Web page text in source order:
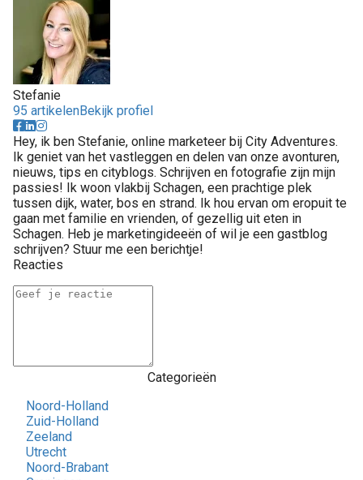
Stefanie
95 artikelenBekijk profiel
Hey, ik ben Stefanie, online marketeer bij City Adventures.
Ik geniet van het vastleggen en delen van onze avonturen,
nieuws, tips en cityblogs. Schrijven en fotografie zijn mijn
passies! Ik woon vlakbij Schagen, een prachtige plek
tussen dijk, water, bos en strand. Ik hou ervan om eropuit te
gaan met familie en vrienden, of gezellig uit eten in
Schagen. Heb je marketingideeën of wil je een gastblog
schrijven? Stuur me een berichtje!
Reacties
Categorieën
Noord-Holland
Zuid-Holland
Zeeland
Utrecht
Noord-Brabant